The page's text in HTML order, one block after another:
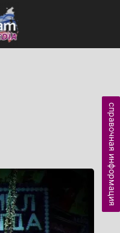
справочная информация